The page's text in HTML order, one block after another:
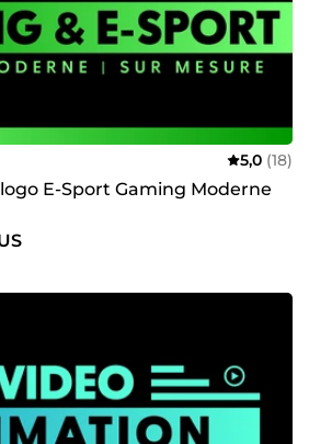
5,0 (18)
E-Sport Gaming Moderne